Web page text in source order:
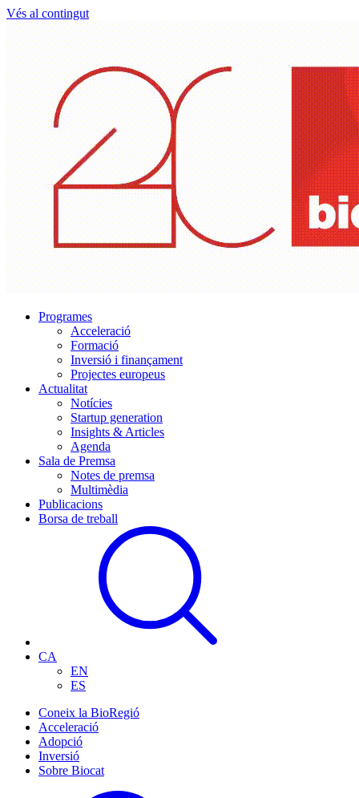
Vés al contingut
Programes
Acceleració
Formació
Inversió i finançament
Projectes europeus
Actualitat
Notícies
Startup generation
Insights & Articles
Agenda
Sala de Premsa
Notes de premsa
Multimèdia
Publicacions
Borsa de treball
CA
EN
ES
Coneix la BioRegió
Acceleració
Adopció
Inversió
Sobre Biocat